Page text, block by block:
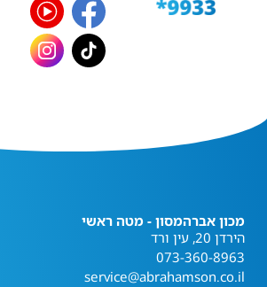
מכון אברהמסון - מטה ראשי
הירדן 20, עין ורד
073-360-8963
service@abrahamson.co.il